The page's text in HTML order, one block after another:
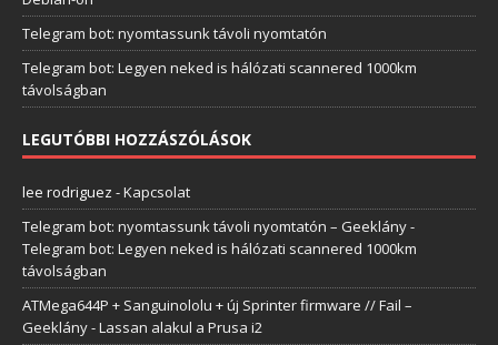
Telegram bot: nyomtassunk távoli nyomtatón
Telegram bot: Legyen neked is hálózati scannered 1000km
távolságban
LEGUTÓBBI HOZZÁSZÓLÁSOK
lee rodriguez -Kapcsolat
Telegram bot: nyomtassunk távoli nyomtatón – Geeklány-
Telegram bot: Legyen neked is hálózati scannered 1000km
távolságban
ATMega644P + Sanguinololu + új Sprinter firmware // Fail –
Geeklány-Lassan alakul a Prusa i2